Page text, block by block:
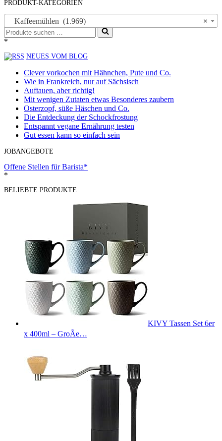
PRODUKT-KATEGORIEN
×
Kaffeemühlen (1.969)
Suchen
nach …
*
NEUES VOM BLOG
Clever vorkochen mit Hähnchen, Pute und Co.
Wie in Frankreich, nur auf Sächsisch
Auftauen, aber richtig!
Mit wenigen Zutaten etwas Besonderes zaubern
Osterzopf, süße Häschen und Co.
Die Entdeckung der Schockfrostung
Entspannt vegane Ernährung testen
Gut essen kann so einfach sein
JOBANGEBOTE
Offene Stellen für Barista*
*
BELIEBTE PRODUKTE
KIVY Tassen Set 6er
x 400ml – GroÃe…